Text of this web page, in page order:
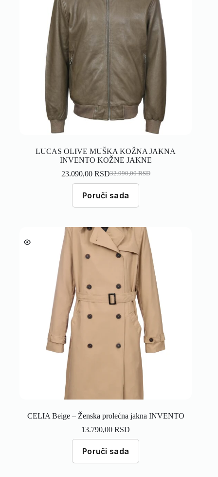
LUCAS OLIVE MUŠKA KOŽNA JAKNA
INVENTO KOŽNE JAKNE
32.990,00RSD
23.090,00 RSD
Poruči sada
CELIA Beige – Ženska prolećna jakna INVENTO
13.790,00RSD
Poruči sada